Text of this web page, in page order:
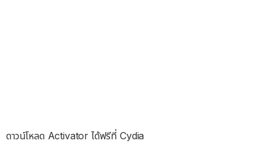
ดาวน์โหลด Activator ได้ฟรีที่ Cydia